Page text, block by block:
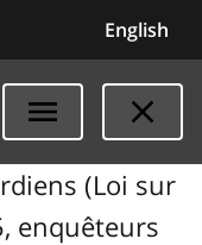
English
(Loi sur
enquêteurs